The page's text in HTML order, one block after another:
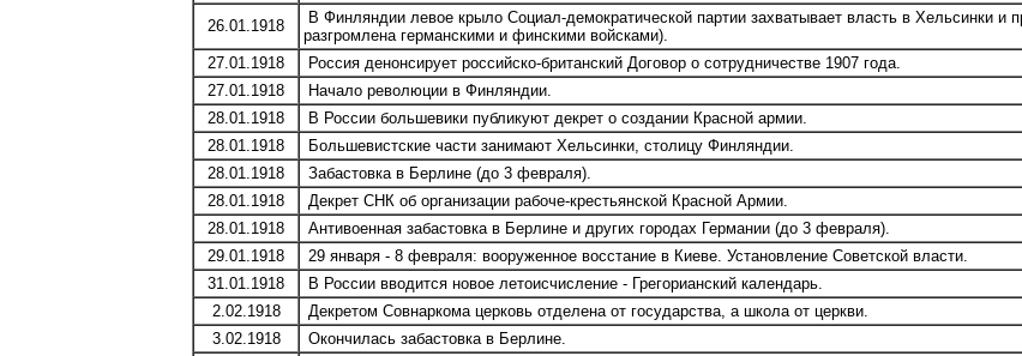
26.01.1918
В Финляндии левое крыло Социал-демократической партии захватывает власть в Хельсинки
разгромлена германскими и финскими войсками).
27.01.1918
Россия денонсирует российско-британский Договор о сотрудничестве 1907 года.
27.01.1918
Начало революции в Финляндии.
28.01.1918
В России большевики публикуют декрет о создании Красной армии.
28.01.1918
Большевистские части занимают Хельсинки, столицу Финляндии.
28.01.1918
Забастовка в Берлине (до 3 февраля).
28.01.1918
Декрет СНК об организации рабоче-крестьянской Красной Армии.
28.01.1918
Антивоенная забастовка в Берлине и других городах Германии (до 3 февраля).
29.01.1918
29 января - 8 февраля: вооруженное восстание в Киеве. Установление Советской власти.
31.01.1918
В России вводится новое летоисчисление - Грегорианский календарь.
2.02.1918
Декретом Совнаркома церковь отделена от государства, а школа от церкви.
3.02.1918
Окончилась забастовка в Берлине.